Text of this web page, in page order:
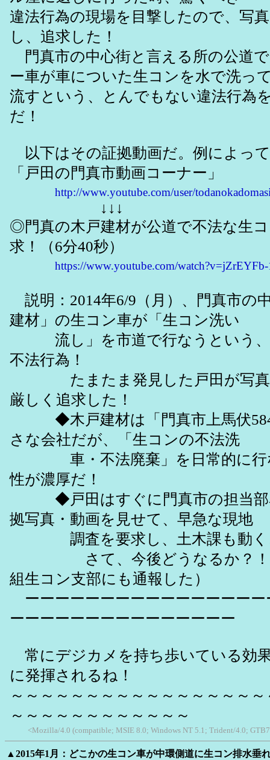
違法行為の現場を目撃したので、写
し、追求した！
門真市の中心街と言える所の公道
ー車が車についた生コンを水で洗っ
流すという、とんでもない違法行為
だ！
以下はその証拠動画だ。例によっ
「戸田の門真市動画コーナー」
http://www.youtube.com/user/
↓↓↓
◎門真の木戸建材が公道で不法な生
求！（6分40秒）
https://www.youtube.com/
説明：2014年6/9（月）、門真市の
建材」の生コン車が「生コン洗い
流し」を市道で行なうという、
不法行為！
たまたま発見した戸田が写真
厳しく追求した！
◆木戸建材は「門真市上馬伏
さな会社だが、「生コンの不法洗
車・不法廃棄」を日常的に行
性が濃厚だ！
◆戸田はすぐに門真市の担当部
拠写真・動画を見せて、早急な現地
調査を要求し、土木課も動く
さて、今後どうなるか？！（
組生コン支部にも通報した）
ーーーーーーーーーーーーーーーー
ーーーーーーーーーーーーーーー
常にデジカメを持ち歩いている効
に発揮されるね！
～～～～～～～～～～～～～～～～
～～～～～～～～～～～～
<Mozilla/4.0 (compatible; MSIE 8.0; Windows NT 5.1; Trident/4.0;
▲2015年1月：どこかの生コン車が中環側道に生コン排水垂